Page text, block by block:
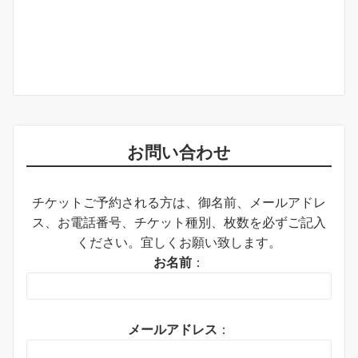
お問い合わせ
チケットご予約される方は、御名前、メールアドレ
ス、お電話番号、チケット種別、枚数を必ずご記入
ください。宜しくお願い致します。
お名前 ：
メールアドレス ：